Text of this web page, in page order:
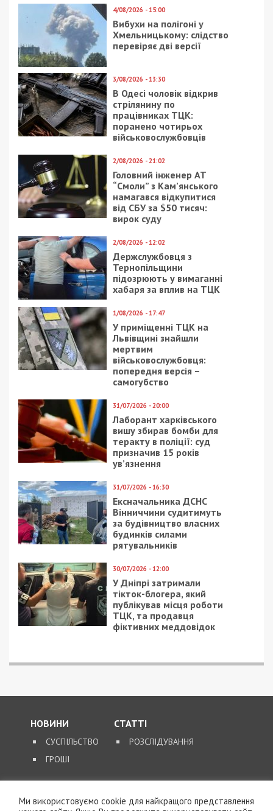
4/08/2026 - 15:00
Вибухи на полігоні у
Хмельницькому: слідство
перевіряє дві версії
3/08/2026 - 13:30
В Одесі чоловік відкрив
стрілянину по
працівниках ТЦК:
поранено чотирьох
військовослужбовців
2/08/2026 - 21:02
Головний інженер АТ
“Смоли” з Кам’янського
намагався відкупитися
від СБУ за $50 тисяч:
вирок суду
2/08/2026 - 12:02
Держслужбовця з
Тернопільщини
підозрюють у вимаганні
хабаря за вплив на ТЦК
1/08/2026 - 17:47
У приміщенні ТЦК на
Львівщині знайшли
мертвим
військовослужбовця:
попередня версія –
самогубство
31/07/2026 - 20:00
Лаборант харківського
вишу збирав бомби для
теракту в поліції: суд
призначив 15 років
ув’язнення
31/07/2026 - 16:30
Ексначальника ДСНС
Вінниччини судитимуть
за будівництво власних
будинків силами
рятувальників
30/07/2026 - 12:00
У Дніпрі затримали
тікток-блогера, який
публікував місця роботи
ТЦК, та продавця
фіктивних меддовідок
НОВИНИ
СУСПІЛЬСТВО
ГРОШІ
СТАТТІ
РОЗСЛІДУВАННЯ
Ми використовуємо cookie для найкращого представлення